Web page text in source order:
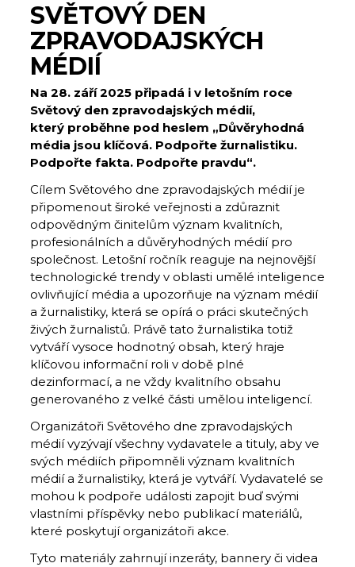
SVĚTOVÝ DEN
ZPRAVODAJSKÝCH
MÉDIÍ
Na 28. září 2025 připadá i v letošním roce
Světový den zpravodajských médií,
který proběhne pod heslem „Důvěryhodná
média jsou klíčová. Podpořte žurnalistiku.
Podpořte fakta. Podpořte pravdu“.
Cílem Světového dne zpravodajských médií je
připomenout široké veřejnosti a zdůraznit
odpovědným činitelům význam kvalitních,
profesionálních a důvěryhodných médií pro
společnost. Letošní ročník reaguje na nejnovější
technologické trendy v oblasti umělé inteligence
ovlivňující média a upozorňuje na význam médií
a žurnalistiky, která se opírá o práci skutečných
živých žurnalistů. Právě tato žurnalistika totiž
vytváří vysoce hodnotný obsah, který hraje
klíčovou informační roli v době plné
dezinformací, a ne vždy kvalitního obsahu
generovaného z velké části umělou inteligencí.
Organizátoři Světového dne zpravodajských
médií vyzývají všechny vydavatele a tituly, aby ve
svých médiích připomněli význam kvalitních
médií a žurnalistiky, která je vytváří. Vydavatelé se
mohou k podpoře události zapojit buď svými
vlastními příspěvky nebo publikací materiálů,
které poskytují organizátoři akce.
Tyto materiály zahrnují inzeráty, bannery či videa